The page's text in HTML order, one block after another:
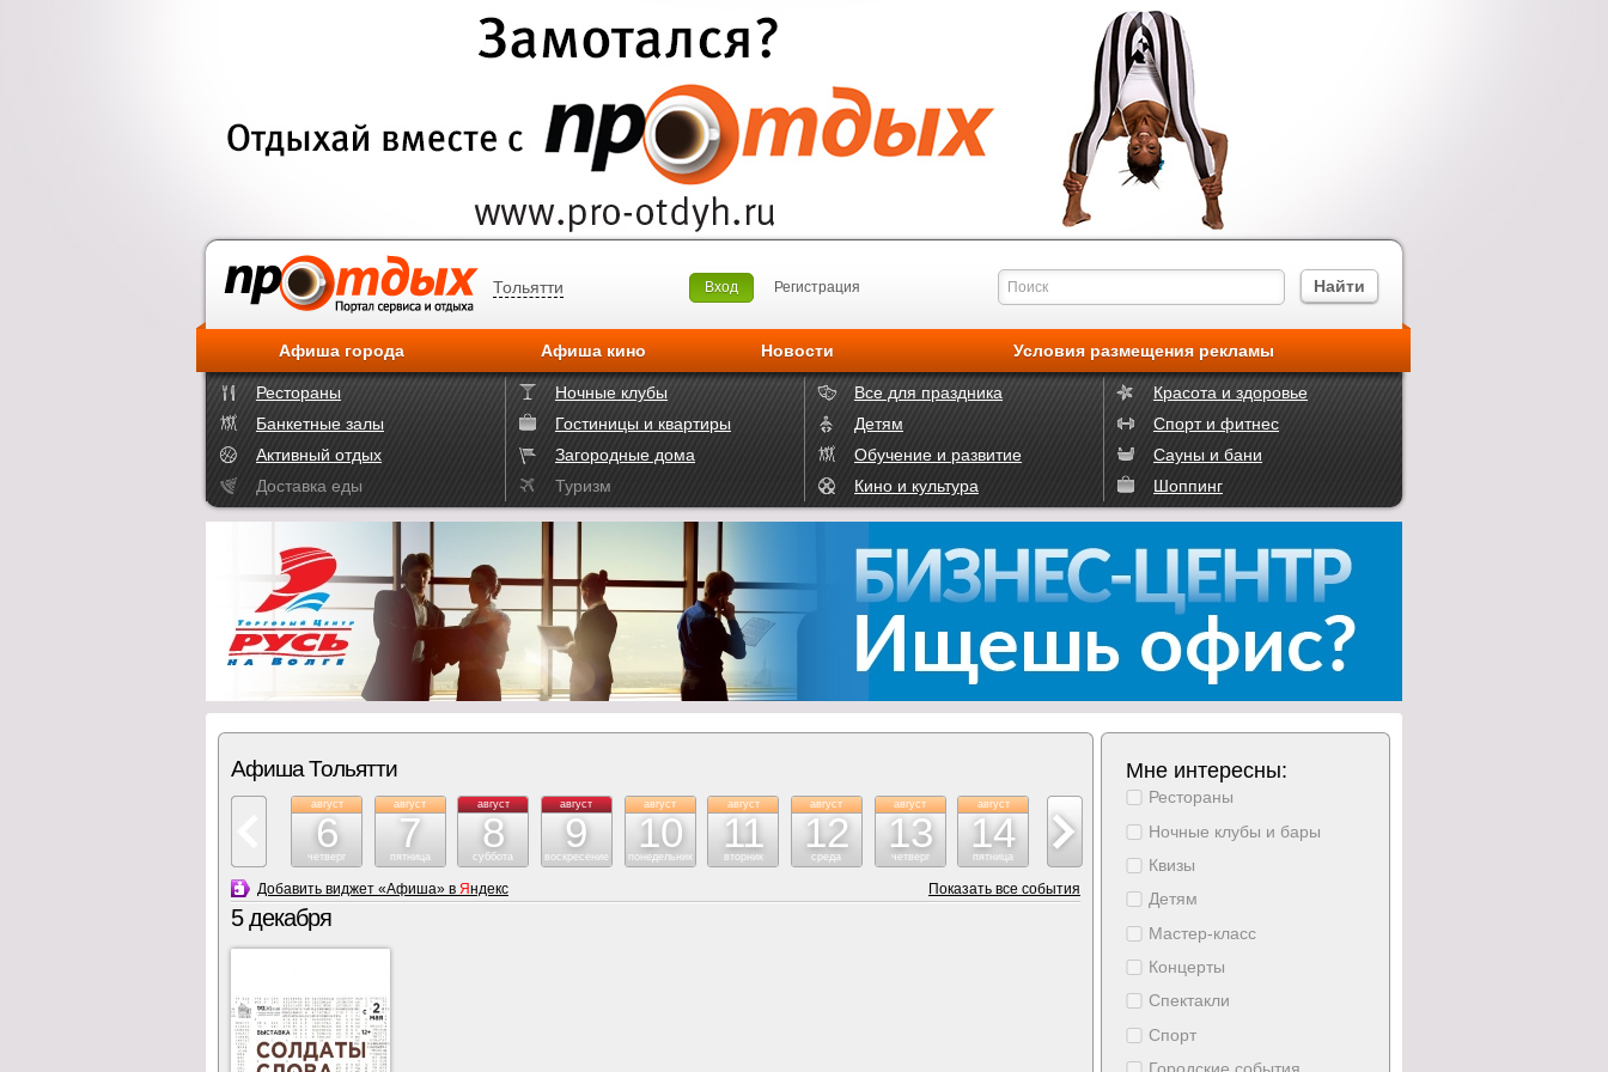
Тольятти Вход Регистрация
Афиша города Афиша кино Новости Условия размещения рекламы
Рестораны Ночные клубы Все для праздника
Красота и здоровье
Банкетные залы
Гостиницы и квартиры Детям
Спорт и фитнес
Активный отдых
Загородные дома Обучение и развитие
Сауны и бани
Доставка еды
Туризм Кино и культура Шоппинг
Афиша Тольятти
август
6
четверг
август
7
пятница
август
8
суббота
август
9
воскресение
август
10
понедельник
август
11
вторник
август
12
среда
август
13
четверг
август
14
пятница
15
август
16
воскресение
август
17 18
Добавить виджет «Афиша» в Яндекс Показать все события
5 декабря
Мне интересны:
Рестораны
Ночные клубы и бары
Квизы
Детям
Мастер-класс
Концерты
Спектакли
Спорт